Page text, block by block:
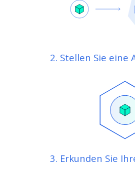
2. Stellen Sie eine
3. Erkunden Sie